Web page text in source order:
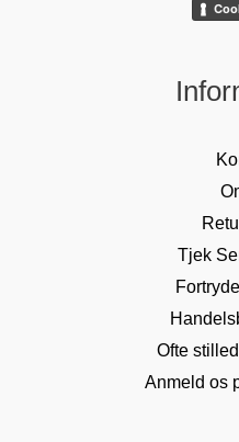
Tjek
Ofte
Anmeld os